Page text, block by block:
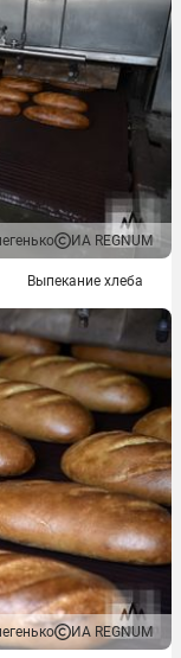
ИА REGNUM
Выпекание хлеба
ИА REGNUM